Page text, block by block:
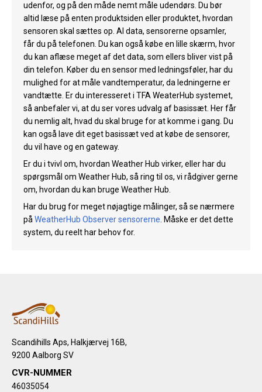
udenfor, og på den måde nemt måle udendørs. Du bør
altid læse på enten produktsiden eller produktet, hvordan
sensoren skal sættes op. Al data, sensorerne opsamler,
får du på telefonen. Du kan også købe en lille skærm, hvor
du kan aflæse meget af det data, som ellers bliver vist på
din telefon. Køber du en sensor med ledningsføler, har du
mulighed for at måle vandtemperatur, da ledningerne er
vandtætte. Er du interesseret i TFA WeaterHub systemet,
så anbefaler vi, at du ser vores udvalg af basissæt. Her får
du nemlig alt, hvad du skal bruge for at komme i gang. Du
kan også lave dit eget basissæt ved at købe de sensorer,
du vil have og en gateway.
Er du i tvivl om, hvordan Weather Hub virker, eller har du
spørgsmål om Weather Hub, så ring til os, vi rådgiver gerne
om, hvordan du kan bruge Weather Hub.
Har du brug for meget nøjagtige målinger, så se nærmere
påWeatherHub Observer sensorerne. Måske er det dette
system, du reelt har behov for.
Scandihills Aps, Halkjærvej 16B,
9200 Aalborg SV
CVR-NUMMER
46035054